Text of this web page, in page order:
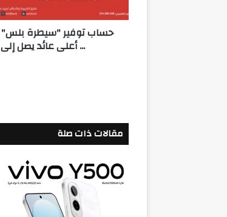
أعلى
... أعلى عائد يصل إلى 24%
مقالات ذات صلة